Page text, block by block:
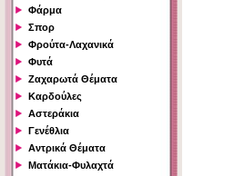
Φάρμα
Σπορ
Φρούτα-Λαχανικά
Φυτά
Ζαχαρωτά Θέματα
Καρδούλες
Αστεράκια
Γενέθλια
Αντρικά Θέματα
Ματάκια-Φυλαχτά